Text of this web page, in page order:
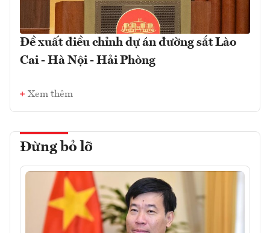
Đề xuất điều chỉnh dự án đường sắt Lào
Cai - Hà Nội - Hải Phòng
Xem thêm
Đừng bỏ lỡ